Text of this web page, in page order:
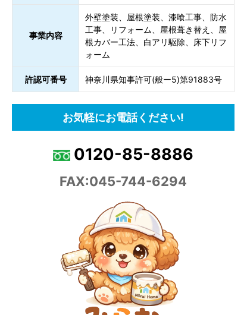
事業内容
外壁塗装、屋根塗装、漆喰工事、防水
工事、リフォーム、屋根葺き替え、屋
根カバー工法、白アリ駆除、床下リフ
ォーム
許認可番号 神奈川県知事許可(般ー5)第91883号
お気軽にお電話ください!
0120-85-8886
FAX:045-744-6294